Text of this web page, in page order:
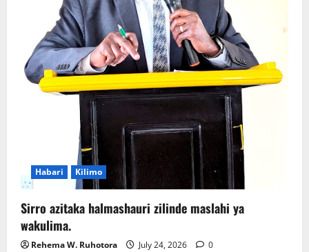
Habari Kilimo
Sirro azitaka halmashauri zilinde maslahi ya
wakulima.
Rehema W. Ruhotora July 24, 2026 0